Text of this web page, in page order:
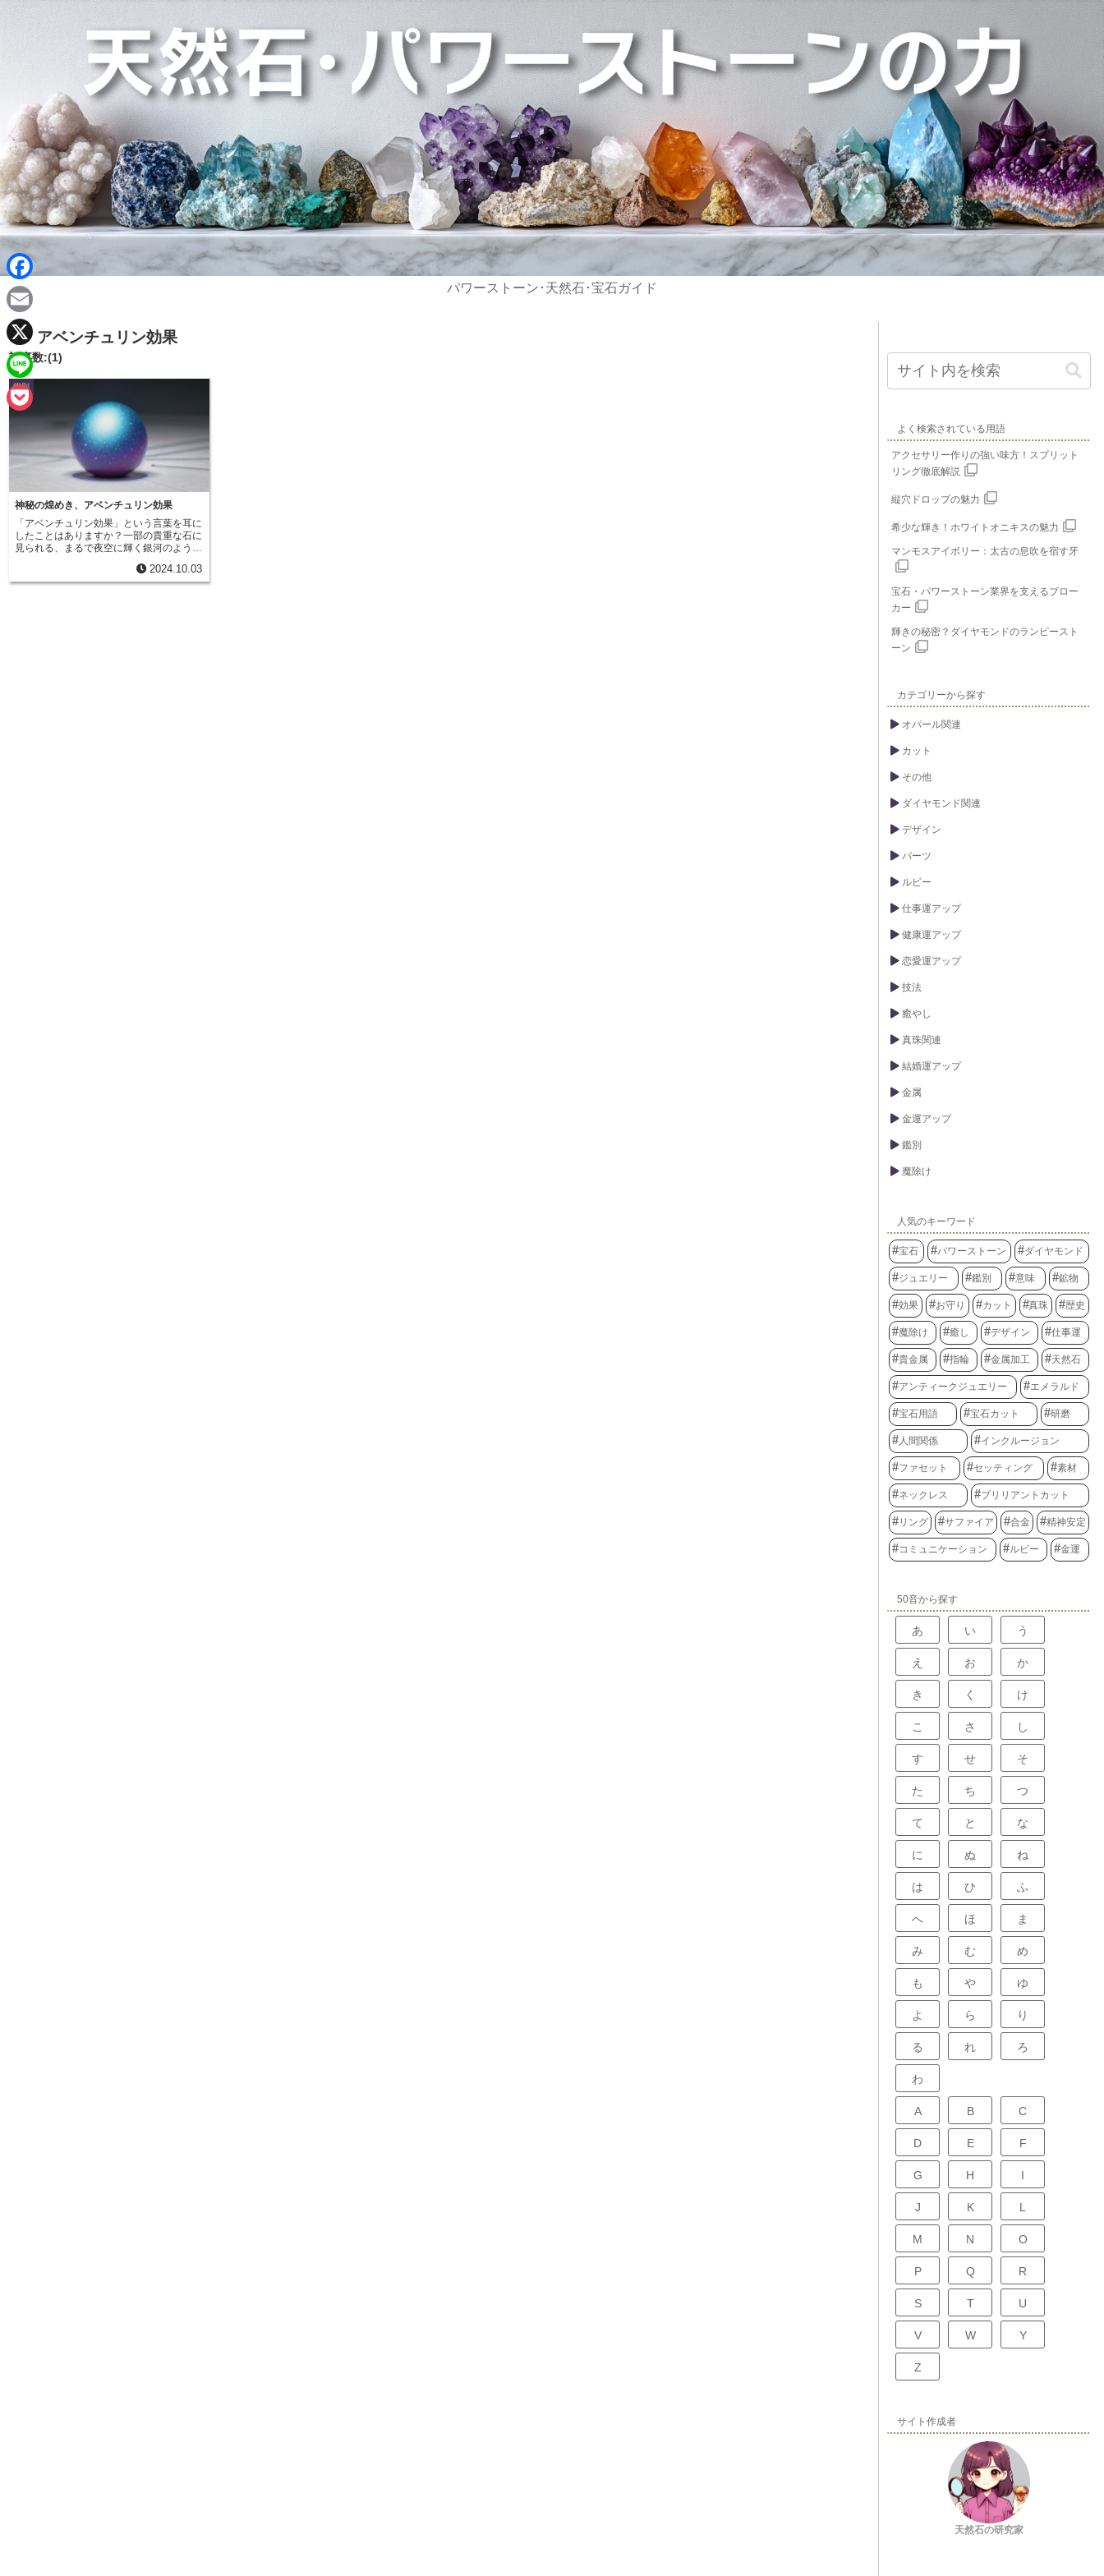
パワーストーン･天然石･宝石ガイド
アベンチュリン効果
記事数:(1)
鑑別
神秘の煌めき、アベンチュリン効果
「アベンチュリン効果」という言葉を耳に
したことはありますか？一部の貴重な石に
見られる、まるで夜空に輝く銀河のよう
す。この不思議な現象は、石の中に閉じ込
められた、ごく小さな板状の鉱物が光を反
2024.10.03
よく検索されている用語
アクセサリー作りの強い味方！スプリット
リング徹底解説
縦穴ドロップの魅力
希少な輝き！ホワイトオニキスの魅力
マンモスアイボリー：太古の息吹を宿す牙
宝石・パワーストーン業界を支えるブロー
カー
輝きの秘密？ダイヤモンドのランピースト
ーン
カテゴリーから探す
オパール関連
カット
その他
ダイヤモンド関連
デザイン
パーツ
ルビー
仕事運アップ
健康運アップ
恋愛運アップ
技法
癒やし
真珠関連
結婚運アップ
金属
金運アップ
鑑別
魔除け
人気のキーワード
宝石 パワーストーン ダイヤモンド
ジュエリー 鑑別 意味 鉱物
効果 お守り カット 真珠 歴史
魔除け 癒し デザイン 仕事運
貴金属 指輪 金属加工 天然石
アンティークジュエリー エメラルド
宝石用語 宝石カット 研磨
人間関係 インクルージョン
ファセット セッティング 素材
ネックレス ブリリアントカット
リング サファイア 合金 精神安定
コミュニケーション ルビー 金運
50音から探す
あ い う
え お か
き く け
こ さ し
す せ そ
た ち つ
て と な
に ぬ ね
は ひ ふ
へ ほ ま
み む め
も や ゆ
よ ら り
る れ ろ
わ
A B C
D E F
G H I
J K L
M N O
P Q R
S T U
V W Y
Z
サイト作成者
天然石の研究家
F
a
c
e
b
o
E
m
a
i
l
X
L
i
n
P
o